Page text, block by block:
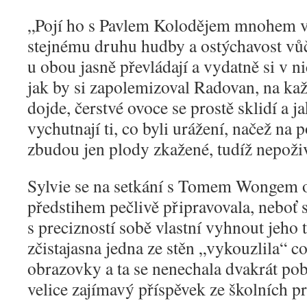
„Pojí ho s Pavlem Kolodějem mnohem
stejnému druhu hudby a ostýchavost
u obou jasně převládají a vydatně si v
jak by si zapolemizoval Radovan, na
dojde, čerstvé ovoce se prostě sklidí a
vychutnají ti, co byli urážení, načež na
zbudou jen plody zkažené, tudíž
Sylvie se na setkání s Tomem
předstihem pečlivě připravovala, neboť
s precizností sobě vlastní vyhnout jeho
zčistajasna jedna ze stěn „vykouzlila“
obrazovky a ta se nenechala dvakrát
velice zajímavý příspěvek ze školních